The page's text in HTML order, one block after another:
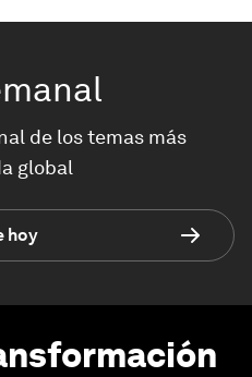
de los temas más
global
hoy